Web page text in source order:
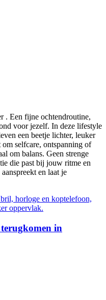
. Een fijne ochtendroutine,
voor jezelf. In deze lifestyle
een beetje lichter, leuker
selfcare, ontspanning of
om balans. Geen strenge
die past bij jouw ritme en
en laat je
in